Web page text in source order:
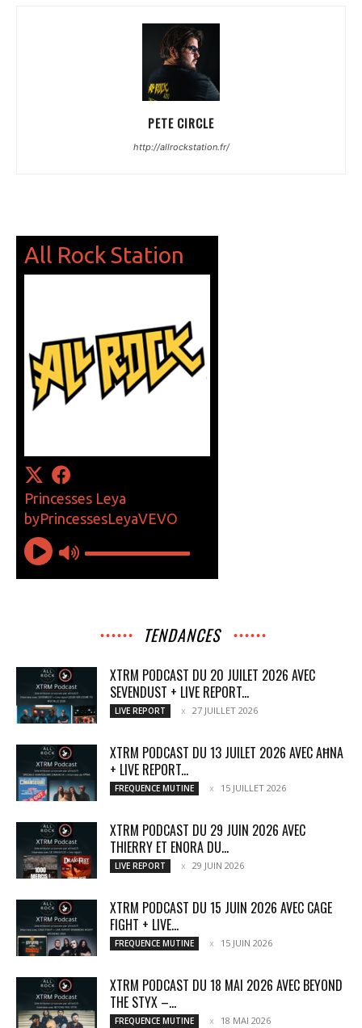
PETE CIRCLE
http://allrockstation.fr/
TENDANCES
XTRM PODCAST DU 20 JUILET 2026 AVEC
SEVENDUST + LIVE REPORT...
LIVE REPORT 27 JUILLET 2026
XTRM PODCAST DU 13 JUILET 2026 AVEC AĦNA
+ LIVE REPORT...
FREQUENCE MUTINE 15 JUILLET 2026
XTRM PODCAST DU 29 JUIN 2026 AVEC
THIERRY ET ENORA DU...
LIVE REPORT 29 JUIN 2026
XTRM PODCAST DU 15 JUIN 2026 AVEC CAGE
FIGHT + LIVE...
FREQUENCE MUTINE 15 JUIN 2026
XTRM PODCAST DU 18 MAI 2026 AVEC BEYOND
THE STYX –...
FREQUENCE MUTINE 18 MAI 2026